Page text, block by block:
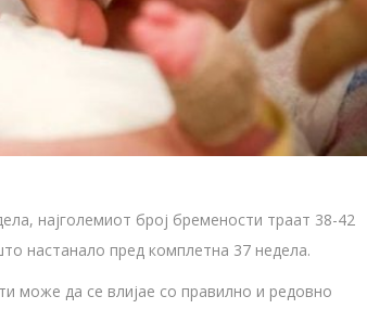
најголемиот број бремености траат 38-42
настанало пред комплетна 37 недела.
може да се влијае со правилно и редовно